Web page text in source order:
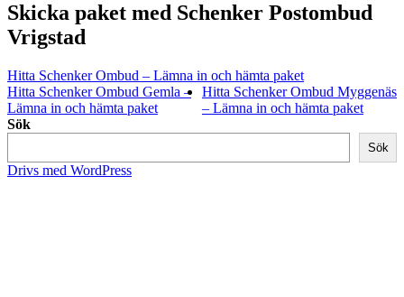
Skicka paket med Schenker Postombud
Vrigstad
Hitta Schenker Ombud – Lämna in och hämta paket
Hitta Schenker Ombud Gemla –
Lämna in och hämta paket
Hitta Schenker Ombud Myggenäs
– Lämna in och hämta paket
Sök
Sök
Drivs med WordPress